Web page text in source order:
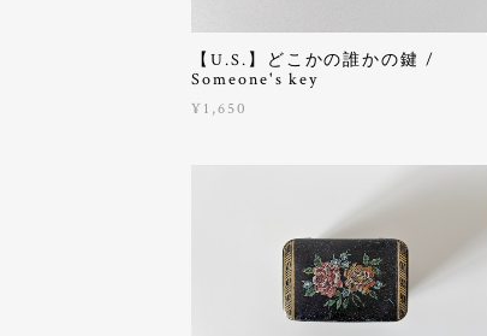
【U.S.】どこかの誰かの鍵 /
Someone's key
¥1,650